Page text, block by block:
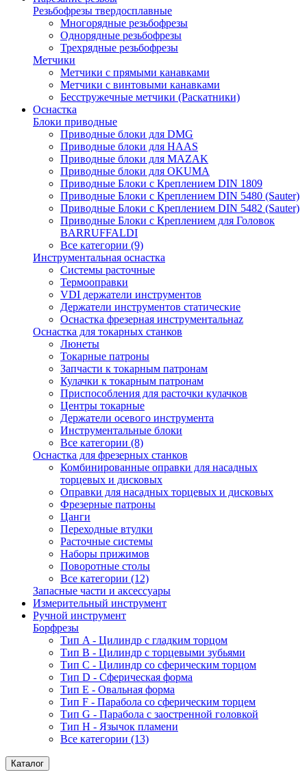
Резьбофрезы твердосплавные
Многорядные резьбофрезы
Однорядные резьбофрезы
Трехрядные резьбофрезы
Метчики
Метчики с прямыми канавками
Метчики с винтовыми канавками
Бесстружечные метчики (Раскатники)
Оснастка
Блоки приводные
Приводные блоки для DMG
Приводные блоки для HAAS
Приводные блоки для MAZAK
Приводные блоки для OKUMA
Приводные Блоки с Креплением DIN 1809
Приводные Блоки с Креплением DIN 5480 (Sauter)
Приводные Блоки с Креплением DIN 5482 (Sauter)
Приводные Блоки с Креплением для Головок
BARRUFFALDI
Все категории (9)
Инструментальная оснастка
Системы расточные
Термооправки
VDI держатели инструментов
Держатели инструментов статические
Оснастка фрезерная инструментальнаz
Оснастка для токарных станков
Люнеты
Токарные патроны
Запчасти к токарным патронам
Кулачки к токарным патронам
Приспособления для расточки кулачков
Центры токарные
Держатели осевого инструмента
Инструментальные блоки
Все категории (8)
Оснастка для фрезерных станков
Комбинированные оправки для насадных
торцевых и дисковых
Оправки для насадных торцевых и дисковых
Фрезерные патроны
Цанги
Переходные втулки
Расточные системы
Наборы прижимов
Поворотные столы
Все категории (12)
Запасные части и аксессуары
Измерительный инструмент
Ручной инструмент
Борфрезы
Тип A - Цилиндр с гладким торцом
Тип В - Цилиндр с торцевыми зубьями
Тип С - Цилиндр со сферическим торцом
Тип D - Сферическая форма
Тип Е - Овальная форма
Тип F - Парабола со сферическим торцем
Тип G - Парабола с заостренной головкой
Тип H - Язычок пламени
Все категории (13)
Каталог